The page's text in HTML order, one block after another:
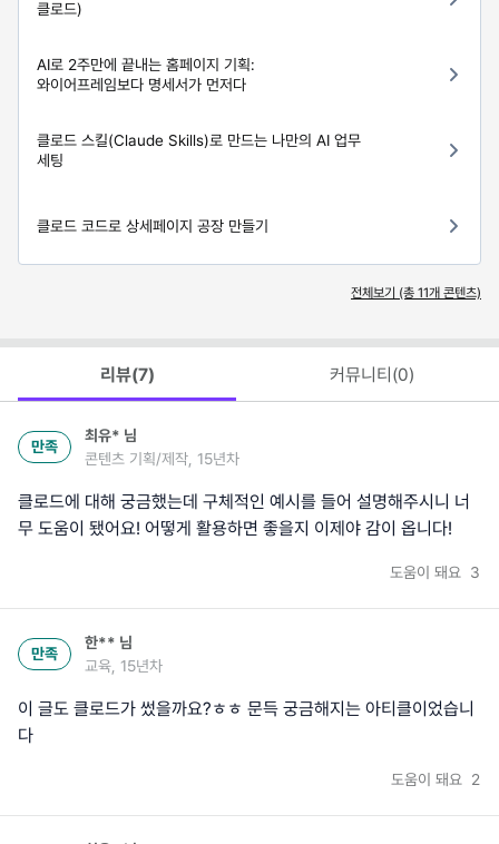
클로드)
AI로 2주만에 끝내는 홈페이지 기획:
와이어프레임보다 명세서가 먼저다
클로드 스킬(Claude Skills)로 만드는 나만의 AI 업무
세팅
클로드 코드로 상세페이지 공장 만들기
전체보기 (총 11개 콘텐츠)
리뷰(7) 커뮤니티(0)
만족
최유* 님
콘텐츠 기획/제작, 15년차
클로드에 대해 궁금했는데 구체적인 예시를 들어 설명해주시니 너
무 도움이 됐어요! 어떻게 활용하면 좋을지 이제야 감이 옵니다!
도움이 돼요 3
만족
한** 님
교육, 15년차
이 글도 클로드가 썼을까요?ㅎㅎ 문득 궁금해지는 아티클이었습니
다
도움이 돼요 2